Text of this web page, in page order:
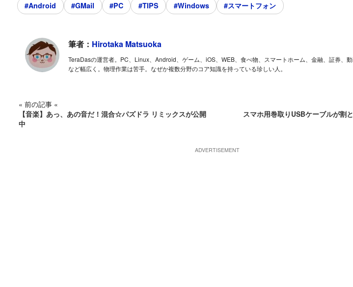
#Android #GMail #PC #TIPS #Windows #スマートフォン
筆者： Hirotaka Matsuoka
TeraDasの運営者。PC、Linux、Android、ゲーム、iOS、WEB、食べ物、スマートホーム、金融、証券、
など幅広く。物理作業は苦手。なぜか複数分野のコア知識を持っている珍しい人。
« 前の記事 «
【音楽】あっ、あの音だ！混合☆パズドラ リミックスが公開
中
スマホ用巻取りUSBケーブルが割